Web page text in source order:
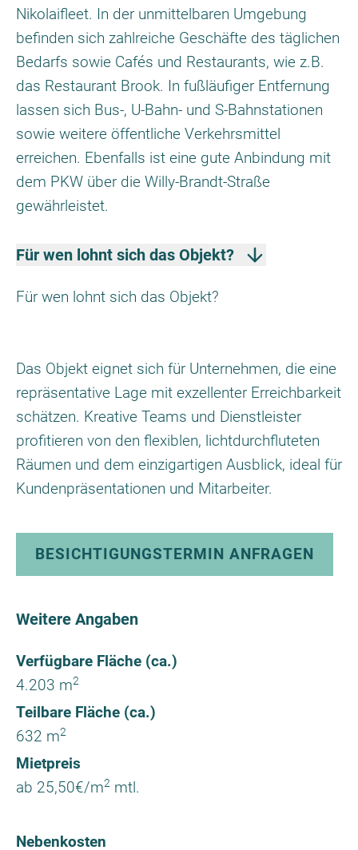
Nikolaifleet. In der unmittelbaren Umgebung
befinden sich zahlreiche Geschäfte des täglichen
Bedarfs sowie Cafés und Restaurants, wie z.B.
das Restaurant Brook. In fußläufiger Entfernung
lassen sich Bus-, U-Bahn- und S-Bahnstationen
sowie weitere öffentliche Verkehrsmittel
erreichen. Ebenfalls ist eine gute Anbindung mit
dem PKW über die Willy-Brandt-Straße
gewährleistet.
Für wen lohnt sich das Objekt?
Für wen lohnt sich das Objekt?
Das Objekt eignet sich für Unternehmen, die eine
repräsentative Lage mit exzellenter Erreichbarkeit
schätzen. Kreative Teams und Dienstleister
profitieren von den flexiblen, lichtdurchfluteten
Räumen und dem einzigartigen Ausblick, ideal für
Kundenpräsentationen und Mitarbeiter.
BESICHTIGUNGSTERMIN ANFRAGEN
Weitere Angaben
Verfügbare Fläche (ca.)
4.203 m2
Teilbare Fläche (ca.)
632 m2
Mietpreis
ab 25,50€/m2 mtl.
Nebenkosten